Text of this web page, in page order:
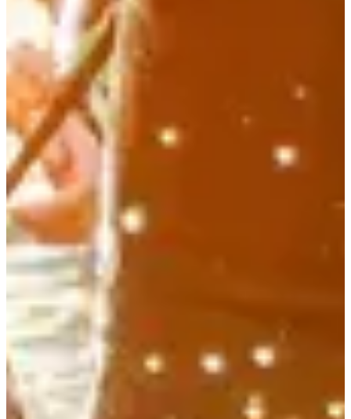
1900 m
81.8
3
21.25
km
08:00
Triatlón
Triatlón XXL
Inscripciones
229,00 €
Registro
Registro
Triathlon courte distance
1
1500 m
2
km
08:00
Triatlón
Triatlón XS
Inscripciones
75,00 €
Las inscripciones han finalizado